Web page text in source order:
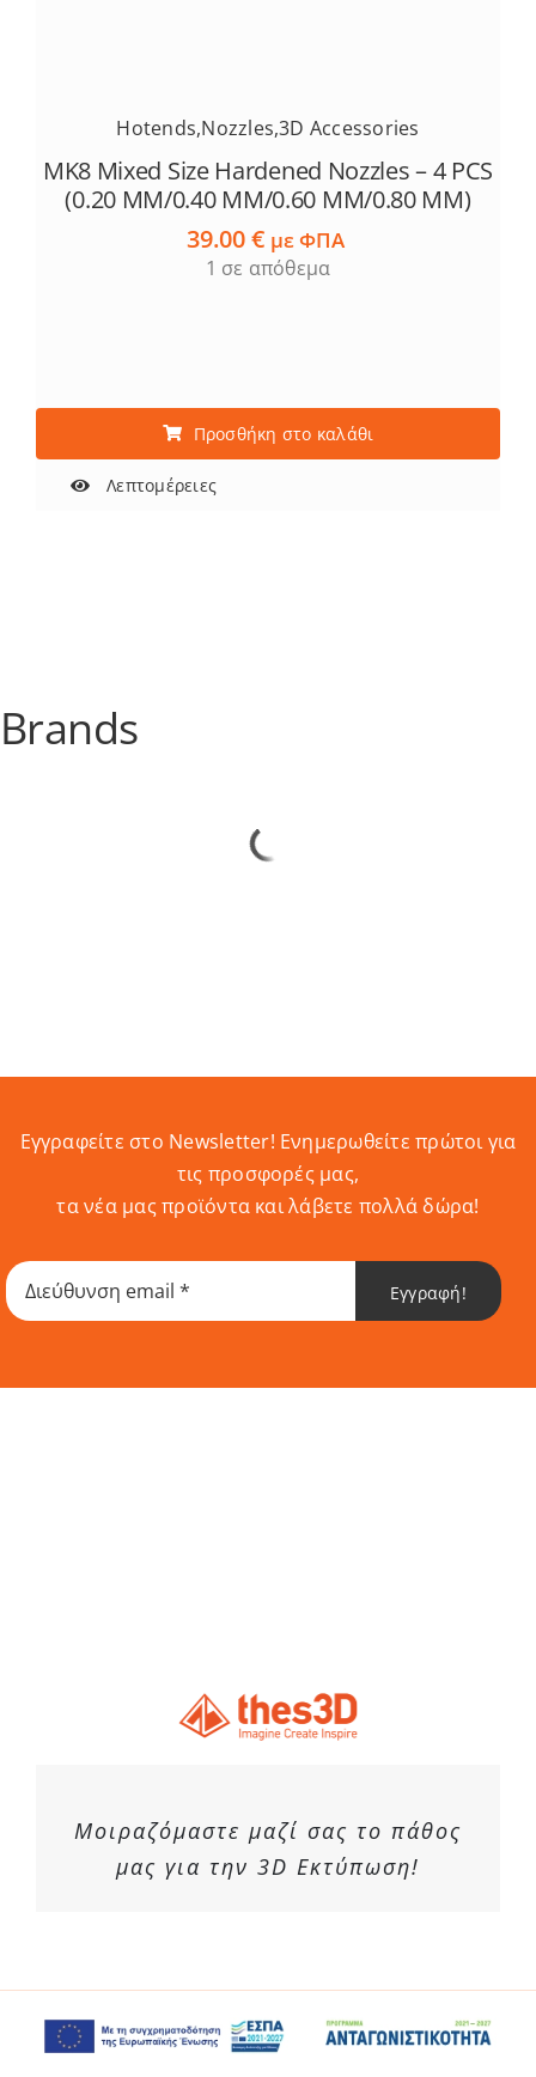
Hotends,Nozzles,3D Accessories
MK8 Mixed Size Hardened Nozzles – 4 PCS
(0.20 MM/0.40 MM/0.60 MM/0.80 MM)
39.00€ με ΦΠΑ
1 σε απόθεμα
Προσθήκη στο καλάθι
Λεπτομέρειες
Brands
Εγγραφείτε στο Newsletter! Eνημερωθείτε πρώτοι για
τις προσφορές μας,
τα νέα μας προϊόντα και λάβετε πολλά δώρα!
Εγγραφή!
Μοιραζόμαστε μαζί σας το πάθος
μας για την 3D Εκτύπωση!